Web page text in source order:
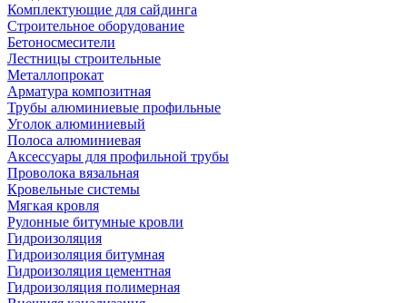
Комплектующие для сайдинга
Строительное оборудование
Бетоносмесители
Лестницы строительные
Металлопрокат
Арматура композитная
Трубы алюминиевые профильные
Уголок алюминиевый
Полоса алюминиевая
Аксессуары для профильной трубы
Проволока вязальная
Кровельные системы
Мягкая кровля
Рулонные битумные кровли
Гидроизоляция
Гидроизоляция битумная
Гидроизоляция цементная
Гидроизоляция полимерная